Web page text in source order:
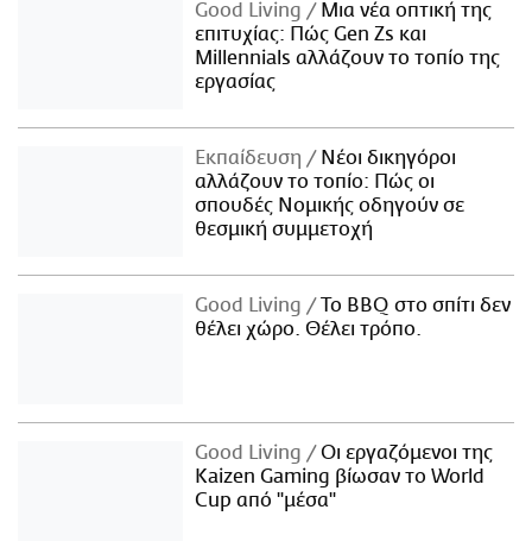
Good Living
Μια νέα οπτική της
επιτυχίας: Πώς Gen Zs και
Millennials αλλάζουν το τοπίο της
εργασίας
Εκπαίδευση
Νέοι δικηγόροι
αλλάζουν το τοπίο: Πώς οι
σπουδές Νομικής οδηγούν σε
θεσμική συμμετοχή
Good Living
Το BBQ στο σπίτι δεν
θέλει χώρο. Θέλει τρόπο.
Good Living
Οι εργαζόμενοι της
Kaizen Gaming βίωσαν το World
Cup από "μέσα"